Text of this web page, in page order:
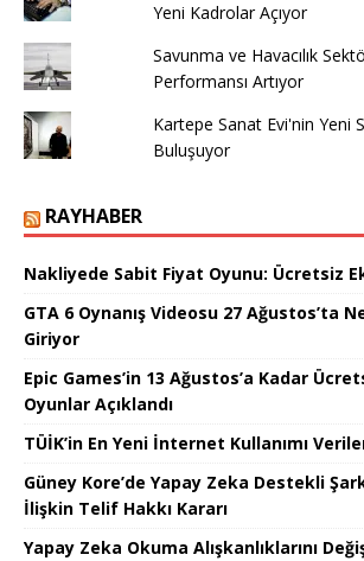
Yeni Kadrolar Açıyor
Savunma ve Havacılık
Performansı Artıyor
Kartepe Sanat Evi'nin Yeni
Buluşuyor
RAYHABER
Nakliyede Sabit Fiyat Oyunu: Ücretsiz
GTA 6 Oynanış Videosu 27 Ağustos’ta
Giriyor
Epic Games’in 13 Ağustos’a Kadar
Oyunlar Açıklandı
TÜİK’in En Yeni İnternet Kullanımı
Güney Kore’de Yapay Zeka Destekli
İlişkin Telif Hakkı Kararı
Yapay Zeka Okuma Alışkanlıklarını